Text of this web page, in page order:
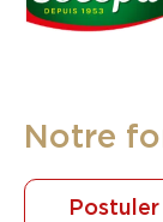
Notre
Postuler